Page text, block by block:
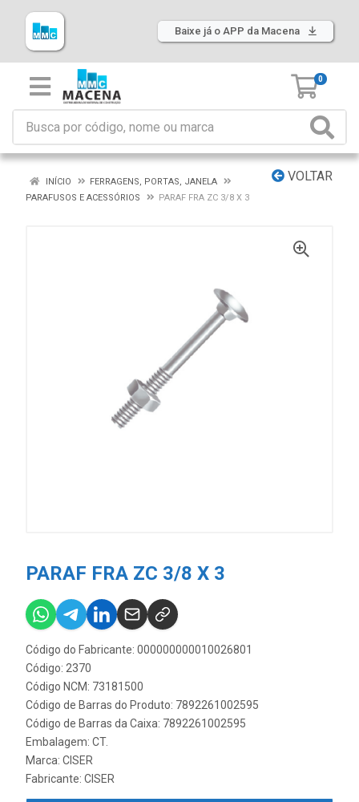
Baixe já o APP da Macena
0
VOLTAR
INÍCIO
FERRAGENS, PORTAS, JANELA
PARAFUSOS E ACESSÓRIOS
PARAF FRA ZC 3/8 X 3
PARAF FRA ZC 3/8 X 3
Código do Fabricante: 000000000010026801
Código: 2370
Código NCM: 73181500
Código de Barras do Produto: 7892261002595
Código de Barras da Caixa: 7892261002595
Embalagem: CT.
Marca: CISER
Fabricante: CISER